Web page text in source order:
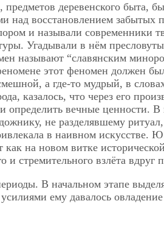
деревенского
над восстановлением
и называли современники
Угадывали в нём
называют “славянским
этот феномен должен
а где-то мудрый, в
казалось, что через его
вечные ценности.
не разделявшему
в наивном
на новом витке
стремительного взлёта вдруг
В начальном этапе
ему давалось